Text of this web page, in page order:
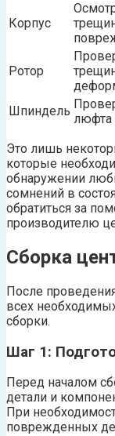
Корпус
Ротор
Шпиндель
люфта
Это лишь
которые
обнаружении
сомнений в
обратиться за
производителю
Сборка
После
всех
сборки.
Шаг 1:
Перед началом
детали и
При
поврежденных